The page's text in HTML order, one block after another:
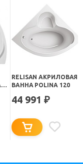
RELISAN АКРИЛОВАЯ
ВАННА POLINA 120
44 991 ₽